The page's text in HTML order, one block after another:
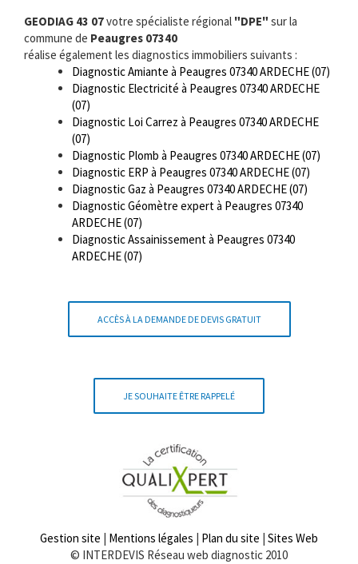
GEODIAG 43 07votre spécialiste régional "DPE" sur la
commune de Peaugres 07340
réalise également les diagnostics immobiliers suivants :
Diagnostic Amiante à Peaugres 07340 ARDECHE (07)
Diagnostic Electricité à Peaugres 07340 ARDECHE
(07)
Diagnostic Loi Carrez à Peaugres 07340 ARDECHE
(07)
Diagnostic Plomb à Peaugres 07340 ARDECHE (07)
Diagnostic ERP à Peaugres 07340 ARDECHE (07)
Diagnostic Gaz à Peaugres 07340 ARDECHE (07)
Diagnostic Géomètre expert à Peaugres 07340
ARDECHE (07)
Diagnostic Assainissement à Peaugres 07340
ARDECHE (07)
ACCÈS À LA DEMANDE DE DEVIS GRATUIT
JE SOUHAITE ÊTRE RAPPELÉ
Gestion site | Mentions légales | Plan du site | Sites Web
© INTERDEVIS Réseau web diagnostic 2010